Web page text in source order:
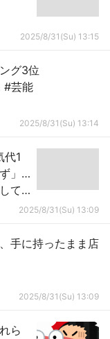
2025/8/31(Su) 13:15
グ3位
#芸能
2025/8/31(Su) 13:14
代1
」…
て
2025/8/31(Su) 13:09
手に持ったまま店
2025/8/31(Su) 13:09
ら